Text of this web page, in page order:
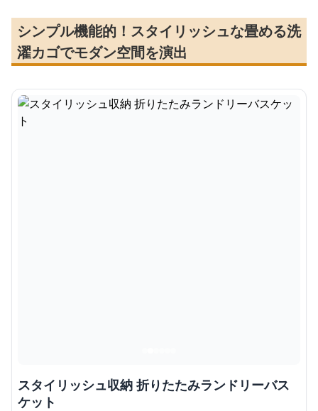
シンプル機能的！スタイリッシュな畳める洗
濯カゴでモダン空間を演出
スタイリッシュ収納 折りたたみランドリーバス
ケット